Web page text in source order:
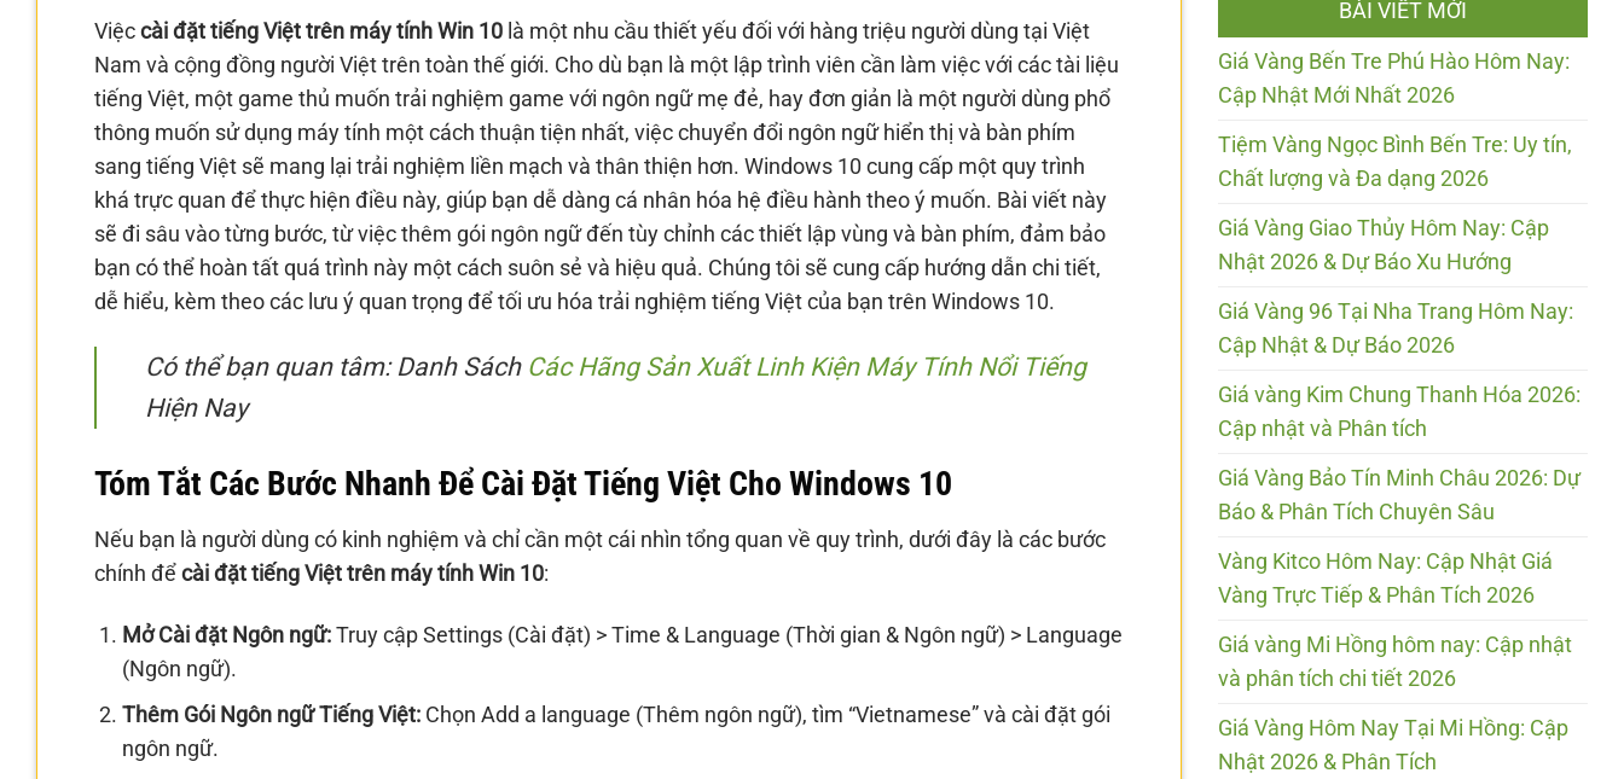
Việc cài đặt tiếng Việt trên máy tính Win 10là một nhu cầu thiết yếu đối với hàng triệu người dùng tại Việt
Nam và cộng đồng người Việt trên toàn thế giới. Cho dù bạn là một lập trình viên cần làm việc với các tài liệu
tiếng Việt, một game thủ muốn trải nghiệm game với ngôn ngữ mẹ đẻ, hay đơn giản là một người dùng phổ
thông muốn sử dụng máy tính một cách thuận tiện nhất, việc chuyển đổi ngôn ngữ hiển thị và bàn phím
sang tiếng Việt sẽ mang lại trải nghiệm liền mạch và thân thiện hơn. Windows 10 cung cấp một quy trình
khá trực quan để thực hiện điều này, giúp bạn dễ dàng cá nhân hóa hệ điều hành theo ý muốn. Bài viết này
sẽ đi sâu vào từng bước, từ việc thêm gói ngôn ngữ đến tùy chỉnh các thiết lập vùng và bàn phím, đảm bảo
bạn có thể hoàn tất quá trình này một cách suôn sẻ và hiệu quả. Chúng tôi sẽ cung cấp hướng dẫn chi tiết,
dễ hiểu, kèm theo các lưu ý quan trọng để tối ưu hóa trải nghiệm tiếng Việt của bạn trên Windows 10.
Có thể bạn quan tâm: Danh Sách Các Hãng Sản Xuất Linh Kiện Máy Tính Nổi Tiếng
Hiện Nay
Tóm Tắt Các Bước Nhanh Để Cài Đặt Tiếng Việt Cho Windows 10
Nếu bạn là người dùng có kinh nghiệm và chỉ cần một cái nhìn tổng quan về quy trình, dưới đây là các bước
chính để cài đặt tiếng Việt trên máy tính Win 10:
Mở Cài đặt Ngôn ngữ:Truy cập Settings (Cài đặt) > Time & Language (Thời gian & Ngôn ngữ) > Language
(Ngôn ngữ).
Thêm Gói Ngôn ngữ Tiếng Việt:Chọn Add a language (Thêm ngôn ngữ), tìm “Vietnamese” và cài đặt gói
ngôn ngữ.
BÀI VIẾT MỚI
Giá Vàng Bến Tre Phú Hào Hôm Nay:
Cập Nhật Mới Nhất 2026
Tiệm Vàng Ngọc Bình Bến Tre: Uy tín,
Chất lượng và Đa dạng 2026
Giá Vàng Giao Thủy Hôm Nay: Cập
Nhật 2026 & Dự Báo Xu Hướng
Giá Vàng 96 Tại Nha Trang Hôm Nay:
Cập Nhật & Dự Báo 2026
Giá vàng Kim Chung Thanh Hóa 2026:
Cập nhật và Phân tích
Giá Vàng Bảo Tín Minh Châu 2026: Dự
Báo & Phân Tích Chuyên Sâu
Vàng Kitco Hôm Nay: Cập Nhật Giá
Vàng Trực Tiếp & Phân Tích 2026
Giá vàng Mi Hồng hôm nay: Cập nhật
và phân tích chi tiết 2026
Giá Vàng Hôm Nay Tại Mi Hồng: Cập
Nhật 2026 & Phân Tích